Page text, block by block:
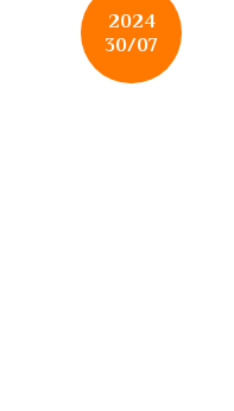
2024
30/07